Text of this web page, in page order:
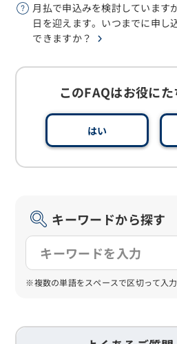
月払で申込みを検討しています
日を迎えます。いつまでに申し
できますか？
このFAQはお役に
はい
キーワードから探す
※複数の単語をスペースで区切って入